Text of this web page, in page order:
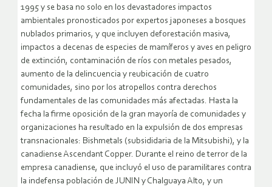
1995 y se basa no solo en los devastadores impactos
ambientales pronosticados por expertos japoneses a bosques
nublados primarios, y que incluyen deforestación masiva,
impactos a decenas de especies de mamíferos y aves en peligro
de extinción, contaminación de ríos con metales pesados,
aumento de la delincuencia y reubicación de cuatro
comunidades, sino por los atropellos contra derechos
fundamentales de las comunidades más afectadas. Hasta la
fecha la firme oposición de la gran mayoría de comunidades y
organizaciones ha resultado en la expulsión de dos empresas
transnacionales: Bishmetals (subsididaria de la Mitsubishi), y la
canadiense Ascendant Copper. Durante el reino de terror de la
empresa canadiense, que incluyó el uso de paramilitares contra
la indefensa población de JUNIN y Chalguaya Alto, y un